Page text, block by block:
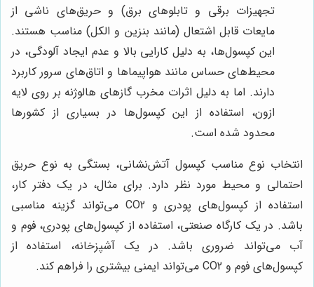
تجهیزات برقی و تابلوهای برق) و حریق‌های ناشی از
مایعات قابل اشتعال (مانند بنزین و الکل) مناسب هستند.
این کپسول‌ها، به دلیل کارایی بالا و عدم ایجاد آلودگی، در
محیط‌های حساس مانند هواپیماها و اتاق‌های سرور کاربرد
دارند. اما به دلیل اثرات مخرب گازهای هالوژنه بر روی لایه
ازون، استفاده از این کپسول‌ها در بسیاری از کشورها
محدود شده است.
انتخاب نوع مناسب کپسول آتش‌نشانی، بستگی به نوع حریق
احتمالی و محیط مورد نظر دارد. برای مثال، در یک دفتر کار،
استفاده از کپسول‌های پودری و CO2 می‌تواند گزینه مناسبی
باشد. در یک کارگاه صنعتی، استفاده از کپسول‌های پودری، فوم و
آب می‌تواند ضروری باشد. در یک آشپزخانه، استفاده از
کپسول‌های فوم و CO2 می‌تواند ایمنی بیشتری را فراهم کند.